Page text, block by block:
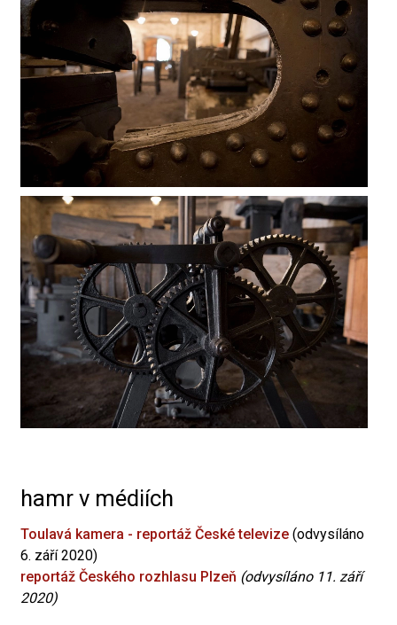
hamr v médiích
Toulavá kamera - reportáž České televize (odvysíláno
6. září 2020)
reportáž Českého rozhlasu Plzeň (odvysíláno 11. září
2020)